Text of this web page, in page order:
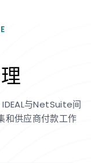
与NetSuite间
和供应商付款工作